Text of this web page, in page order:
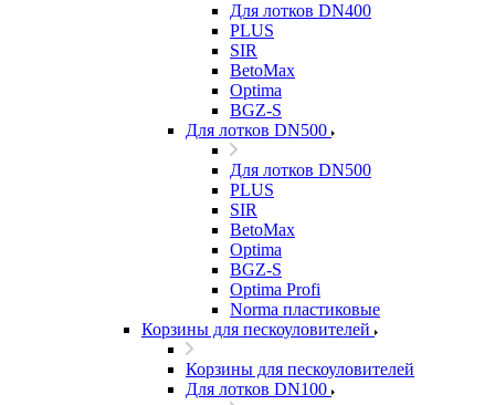
Для лотков DN400
PLUS
SIR
BetoMax
Optima
BGZ-S
Для лотков DN500
Для лотков DN500
PLUS
SIR
BetoMax
Optima
BGZ-S
Optima Profi
Norma пластиковые
Корзины для пескоуловителей
Корзины для пескоуловителей
Для лотков DN100